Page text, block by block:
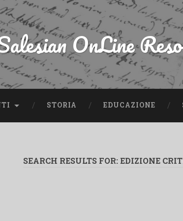
OnLine
STORIA EDUCAZIONE
SEARCH RESULTS FOR:EDIZIONE